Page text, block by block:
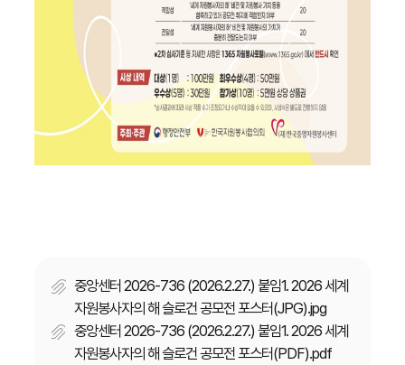
중앙센터 2026-736 (2026.2.27.) 붙임1. 2026 세계
자원봉사자의 해 슬로건 공모전 포스터(JPG).jpg
중앙센터 2026-736 (2026.2.27.) 붙임1. 2026 세계
자원봉사자의 해 슬로건 공모전 포스터(PDF).pdf